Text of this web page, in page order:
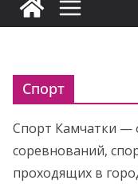
Спорт
Спорт Камчатки —
соревнований,
проходящих в